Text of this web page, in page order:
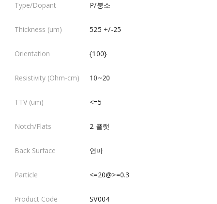
P/붕소
525 +/-25
{100}
10~20
<=5
2 플랫
연마
<=20@>=0.3
SV004